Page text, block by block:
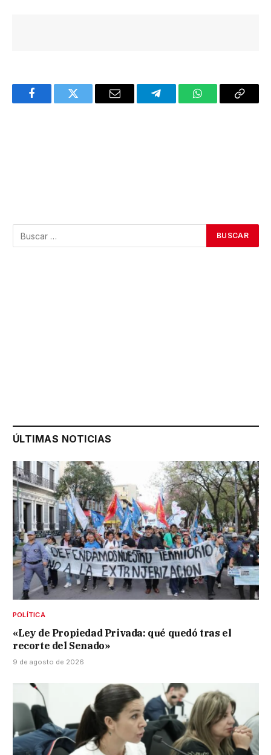
FacebookTwitter Email TelegramWhatsAppCopy
ÚLTIMAS NOTICIAS
POLÍTICA
«Ley de Propiedad Privada: qué quedó tras el
recorte del Senado»
9 de agosto de 2026